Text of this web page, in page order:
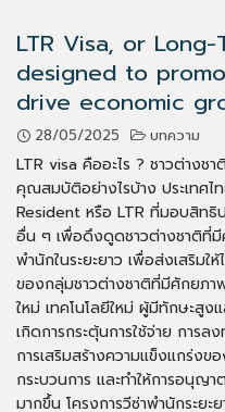
LTR Visa, or
designed to
drive economic
28/05/2025 บทความ
LTR visa คืออะไร ? ชาวต่างช
คุณสมบัติอย่างไรบ้าง ประเทศไ
Resident หรือ LTR ที่มอบสิทธิ
อื่น ๆ เพื่อดึงดูดชาวต่างชาติที่มี
พำนักในระยะยาว เพื่อส่งเสริมใ
ของกลุ่มชาวต่างชาติที่มีศักยภ
ใหม่ เทคโนโลยีใหม่ ผู้มีทักษะสูง
เกิดการกระตุ้นการใช้จ่าย การ
การเสริมสร้างความแข็งแกร่งข
กระบวนการ และทำให้การอนุญ
มากขึ้น โครงการวีซ่าพำนักระย